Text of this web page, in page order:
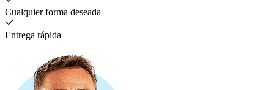
Cualquier forma deseada
Entrega rápida